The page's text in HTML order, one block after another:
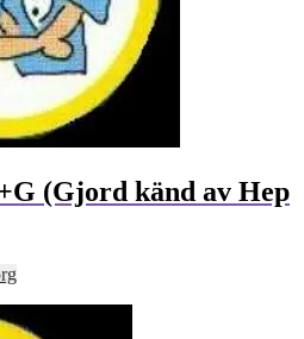
(Gjord känd av Hep